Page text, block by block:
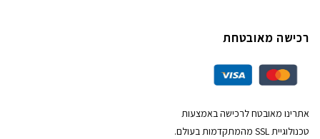
רכישה מאובטחת
אתרינו מאובטח לרכישה באמצעות
טכנולוגיית SSL מהמתקדמות בעולם.